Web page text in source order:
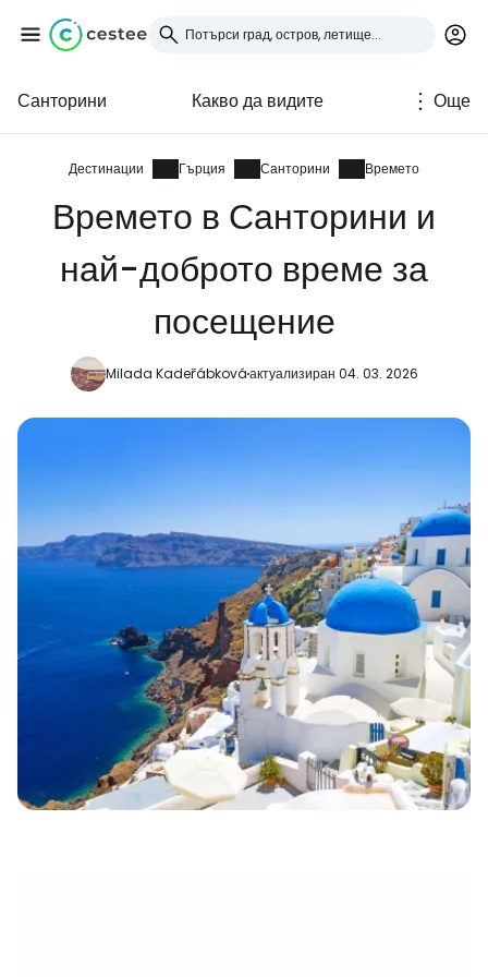
Санторини Какво да видите Още
Дестинации Гърция Санторини Времето
Времето в Санторини и
най-доброто време за
посещение
Milada Kadeřábkováактуализиран 04. 03. 2026
Влезте в Cestee
... световната общност на туристите
Продължете с Google
Продължете с Facebook
Продължете с имейл